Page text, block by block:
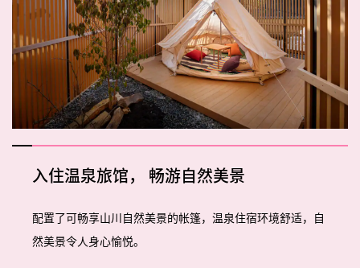
入住温泉旅馆， 畅游自然美景
配置了可畅享山川自然美景的帐篷，温泉住宿环境舒适，自
然美景令人身心愉悦。